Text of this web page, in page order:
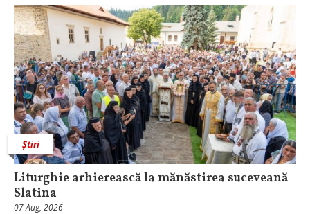
Știri
Liturghie arhierească la mănăstirea suceveană
Slatina
07 Aug, 2026